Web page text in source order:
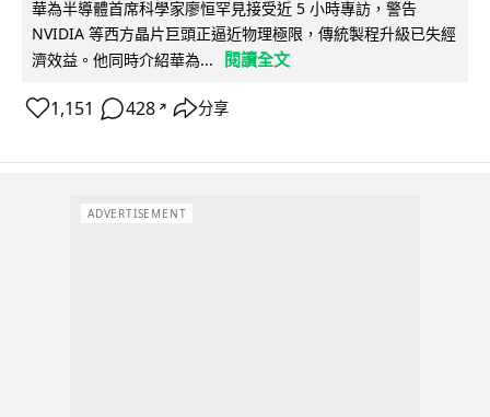
華為半導體首席科學家廖恒罕見接受近 5 小時專訪，警告
NVIDIA 等西方晶片巨頭正逼近物理極限，傳統製程升級已失經
濟效益。他同時介紹華為...
閱讀全文
1,151 428 ↗ 分享
ADVERTISEMENT